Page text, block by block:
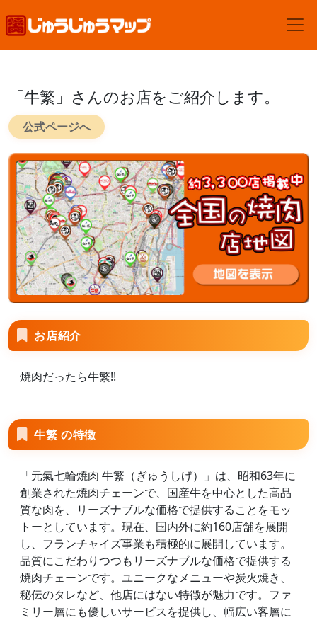
「牛繁」さんのお店をご紹介します。
公式ページへ
お店紹介
焼肉だったら牛繁!!
牛繁 の特徴
「元氣七輪焼肉 牛繁（ぎゅうしげ）」は、昭和63年に
創業された焼肉チェーンで、国産牛を中心とした高品
質な肉を、リーズナブルな価格で提供することをモッ
トーとしています。現在、国内外に約160店舗を展開
し、フランチャイズ事業も積極的に展開しています。
品質にこだわりつつもリーズナブルな価格で提供する
焼肉チェーンです。ユニークなメニューや炭火焼き、
秘伝のタレなど、他店にはない特徴が魅力です。ファ
ミリー層にも優しいサービスを提供し、幅広い客層に